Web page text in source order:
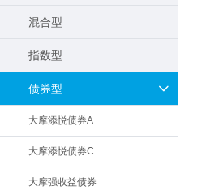
混合型
指数型
债券型
大摩添悦债券A
大摩添悦债券C
大摩强收益债券